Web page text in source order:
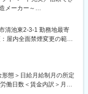
た実績あり
判断
度があります。
反映
メーカー～
り、その中心となるのが
部門では医薬品の試験業
更なる品質向上を目指
す。
清池東2-3-1 勤務地最寄
屋内全面禁煙変更の範
態＞日給月給制月の所定
働日数＜賃金内訳＞月額